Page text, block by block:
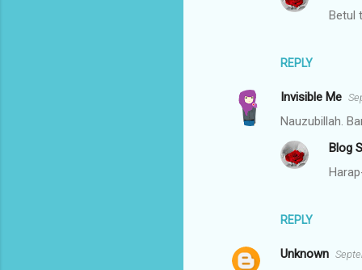
REPLY
Betul
Invisible Me
Nauzubillah.
REPLY
Blog
Unknown